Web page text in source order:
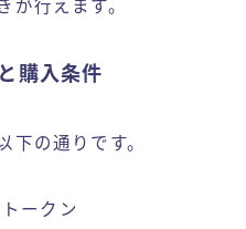
が行えます。
購入条件
下の通りです。
ークン